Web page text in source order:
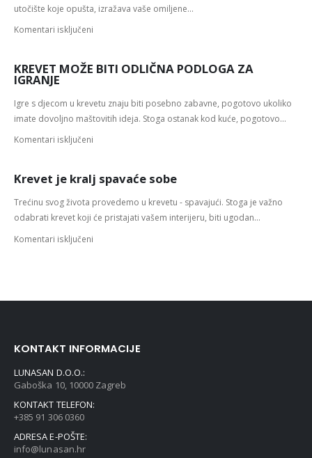
utočište koje opušta, izražava vaše omiljene...
Komentari isključeni
KREVET MOŽE BITI ODLIČNA PODLOGA ZA
IGRANJE
Igre s djecom u krevetu znaju biti posebno zabavne, pogotovo ukoliko
imate dovoljno maštovitih ideja. Stoga ostanak kod kuće, pogotovo...
Komentari isključeni
Krevet je kralj spavaće sobe
Trećinu svog života provedemo u krevetu - spavajući. Stoga je važno
odabrati krevet koji će pristajati vašem interijeru, biti ugodan...
Komentari isključeni
KONTAKT INFORMACIJE
LUNASAN D.O.O.:
Gaboška 10, 10000 Zagreb
KONTAKT TELEFON:
+385 91 306 0360
ADRESA E-POŠTE:
info@lunasan.hr